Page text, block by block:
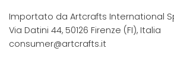
Importato da Artcrafts International
Via Datini 44, 50126 Firenze (FI), Italia
consumer@artcrafts.it